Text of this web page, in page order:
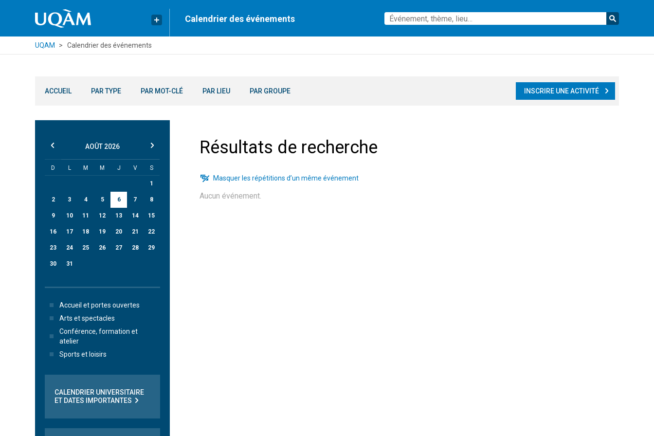
Calendrier des événements
UQAM Calendrier des événements
ACCUEIL PAR TYPE PAR MOT-CLÉ PAR LIEU PAR GROUPE INSCRIRE UNE ACTIVITÉ
Résultats de recherche
Masquer les répétitions d’un même événement
Aucun événement.
AOÛT 2026
D L M M J V S
1
2 3 4 5 6 7 8
9 10 11 12 13 14 15
16 17 18 19 20 21 22
23 24 25 26 27 28 29
30 31
Accueil et portes ouvertes
Arts et spectacles
Conférence, formation et
atelier
Sports et loisirs
CALENDRIER UNIVERSITAIRE
ET DATES IMPORTANTES